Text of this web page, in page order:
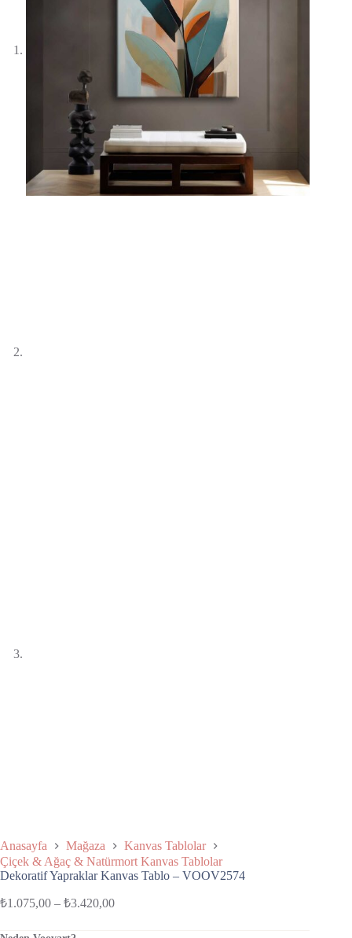
Anasayfa Mağaza
Kanvas Tablolar
Çiçek & Ağaç & Natürmort Kanvas Tablolar
Dekoratif Yapraklar Kanvas Tablo – VOOV2574
₺1.075,00 – ₺3.420,00